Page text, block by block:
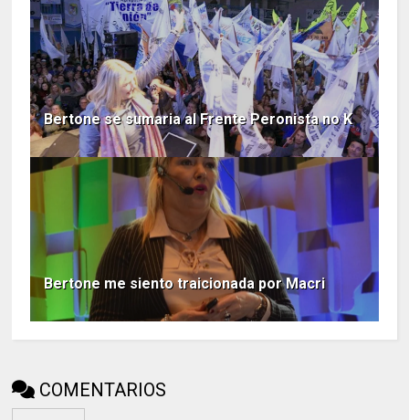
Bertone se sumaria al Frente Peronista no K
Bertone me siento traicionada por Macri
COMENTARIOS